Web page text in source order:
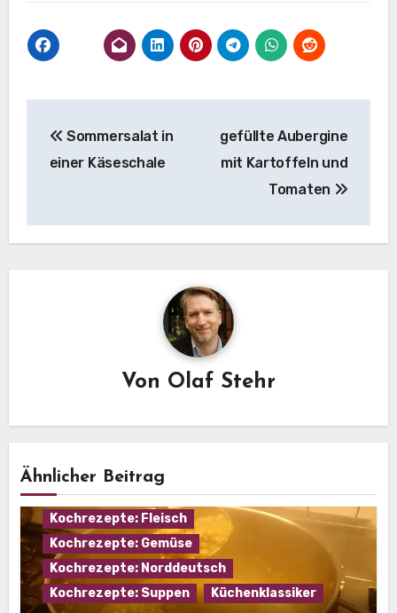
Sommersalat in
einer Käseschale
gefüllte Aubergine
mit Kartoffeln und
Tomaten
Von Olaf Stehr
Ähnlicher Beitrag
Eintopf
Hausmannskost
Kochrezepte: Fleisch
Kochrezepte: Gemüse
Kochrezepte: Norddeutsch
Kochrezepte: Suppen
Küchenklassiker